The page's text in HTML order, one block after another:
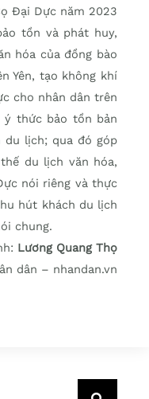
Ðại Dực năm 2023
tồn và phát huy,
hóa của đồng bào
Yên, tạo không khí
cho nhân dân trên
ý thức bảo tồn bản
du lịch; qua đó góp
du lịch văn hóa,
nói riêng và thực
hút khách du lịch
chung.
Lương Quang Thọ
dân – nhandan.vn